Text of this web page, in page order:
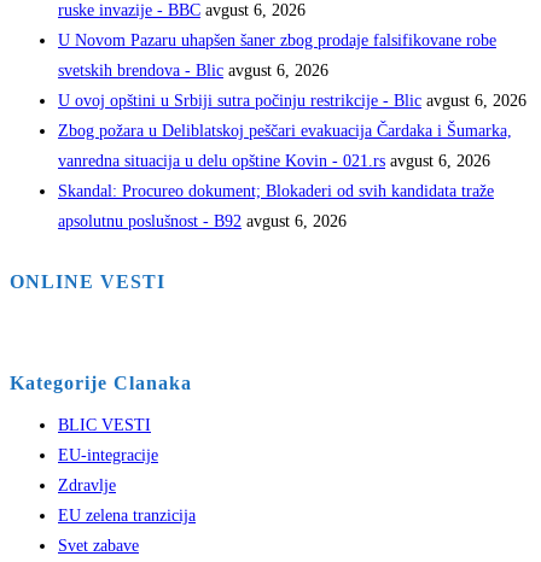
ruske invazije - BBC avgust 6, 2026
U Novom Pazaru uhapšen šaner zbog prodaje falsifikovane robe
svetskih brendova - Blic avgust 6, 2026
U ovoj opštini u Srbiji sutra počinju restrikcije - Blic avgust 6, 2026
Zbog požara u Deliblatskoj peščari evakuacija Čardaka i Šumarka,
vanredna situacija u delu opštine Kovin - 021.rs avgust 6, 2026
Skandal: Procureo dokument; Blokaderi od svih kandidata traže
apsolutnu poslušnost - B92 avgust 6, 2026
ONLINE VESTI
Kategorije Clanaka
BLIC VESTI
EU-integracije
Zdravlje
EU zelena tranzicija
Svet zabave